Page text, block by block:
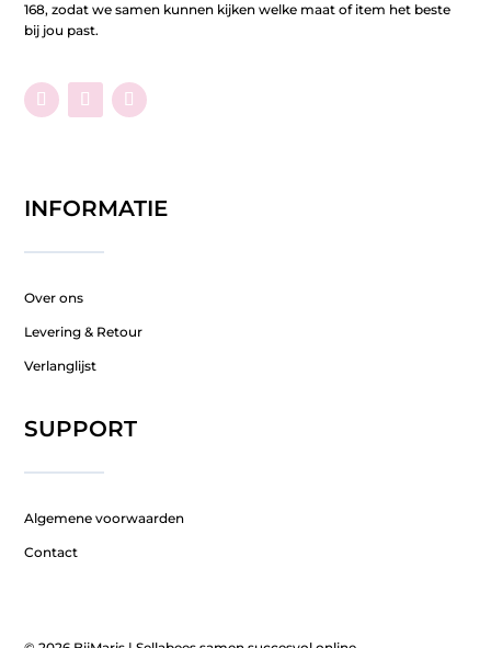
168, zodat we samen kunnen kijken welke maat of item het beste
bij jou past.
INFORMATIE
Over ons
Levering & Retour
Verlanglijst
SUPPORT
Algemene voorwaarden
Contact